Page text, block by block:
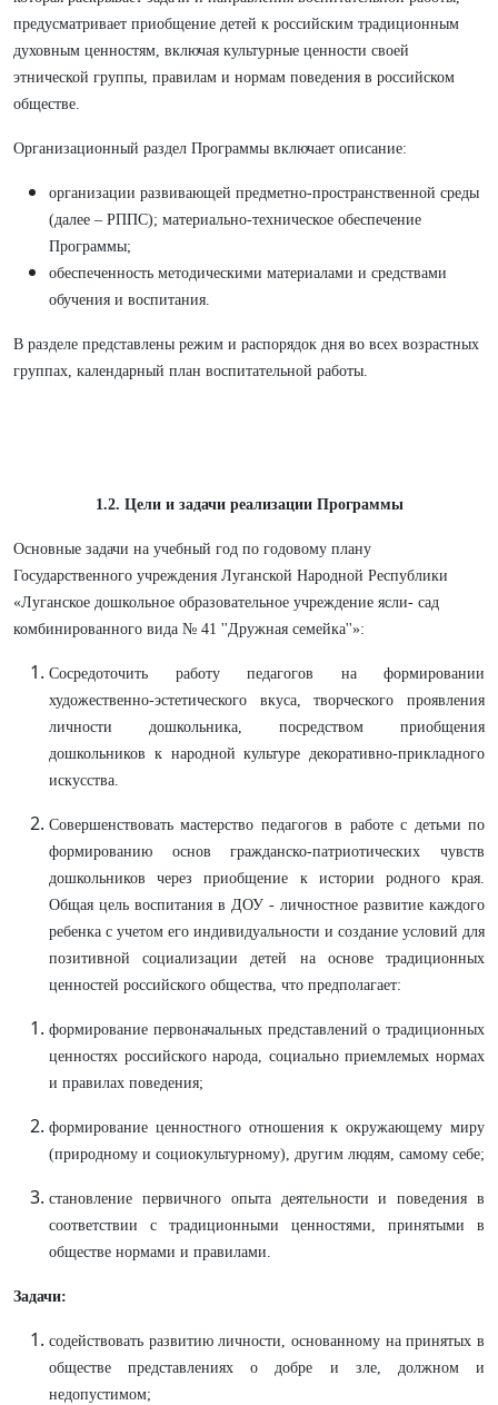
предусматривает приобщение детей к российским традиционным
духовным ценностям, включая культурные ценности своей
этнической группы, правилам и нормам поведения в российском
обществе.
Организационный раздел Программы включает описание:
организации развивающей предметно-пространственной среды
(далее – РППС); материально-техническое обеспечение
Программы;
обеспеченность методическими материалами и средствами
обучения и воспитания.
В разделе представлены режим и распорядок дня во всех возрастных
группах, календарный план воспитательной работы.
1.2. Цели и задачи реализации Программы
Основные задачи на учебный год по годовому плану
Государственного учреждения Луганской Народной Республики
«Луганское дошкольное образовательное учреждение ясли- сад
комбинированного вида № 41 ''Дружная семейка''»:
Сосредоточить работу педагогов на формировании
художественно-эстетического вкуса, творческого проявления
личности дошкольника, посредством приобщения
дошкольников к народной культуре декоративно-прикладного
искусства.
Совершенствовать мастерство педагогов в работе с детьми по
формированию основ гражданско-патриотических чувств
дошкольников через приобщение к истории родного края.
Общая цель воспитания в ДОУ - личностное развитие каждого
ребенка с учетом его индивидуальности и создание условий для
позитивной социализации детей на основе традиционных
ценностей российского общества, что предполагает:
формирование первоначальных представлений о традиционных
ценностях российского народа, социально приемлемых нормах
и правилах поведения;
формирование ценностного отношения к окружающему миру
(природному и социокультурному), другим людям, самому себе;
становление первичного опыта деятельности и поведения в
соответствии с традиционными ценностями, принятыми в
обществе нормами и правилами.
Задачи:
содействовать развитию личности, основанному на принятых в
обществе представлениях о добре и зле, должном и
недопустимом;